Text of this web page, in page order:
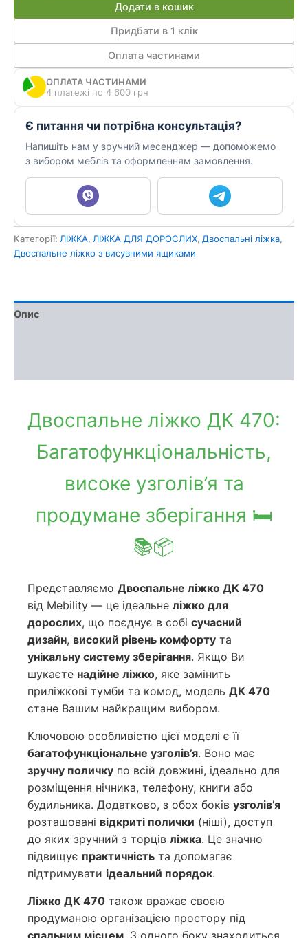
470
Додати в кошик
Придбати в 1 клік
Оплата частинами
ОПЛАТА ЧАСТИНАМИ
4 платежі по 4 600 грн
Є питання чи потрібна консультація?
Напишіть нам у зручний месенджер — допоможемо
з вибором меблів та оформленням замовлення.
Категорії: ЛІЖКА, ЛІЖКА ДЛЯ ДОРОСЛИХ, Двоспальні ліжка,
Двоспальне ліжко з висувними ящиками
Опис
Двоспальне ліжко ДК 470:
Багатофункціональність,
високе узголів’я та
продумане зберігання 🛏️
📚📦
Представляємо Двоспальне ліжко ДК 470
від Mebility — це ідеальне ліжко для
дорослих, що поєднує в собі сучасний
дизайн, високий рівень комфорту та
унікальну систему зберігання. Якщо Ви
шукаєте надійне ліжко, яке замінить
приліжкові тумби та комод, модель ДК 470
стане Вашим найкращим вибором.
Ключовою особливістю цієї моделі є її
багатофункціональне узголів’я. Воно має
зручну поличку по всій довжині, ідеально для
розміщення нічника, телефону, книги або
будильника. Додатково, з обох боків узголів’я
розташовані відкриті полички (ніші), доступ
до яких зручний з торців ліжка. Це значно
підвищує практичність та допомагає
підтримувати ідеальний порядок.
Ліжко ДК 470 також вражає своєю
продуманою організацією простору під
спальним місцем . З одного боку знаходиться